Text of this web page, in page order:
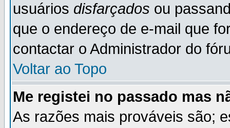
usuários disfarçados ou
que o endereço de e-mail que
contactar o Administrador do
Voltar ao Topo
Me registei no passado mas
As razões mais prováveis são;